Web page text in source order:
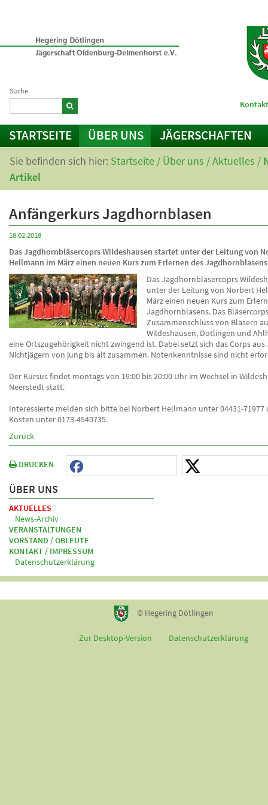
Suche
STARTSEITE ÜBER UNS JÄGERSCHAFTEN
Sie befinden sich hier: Startseite / Über uns /Aktuelles /
Artikel
Anfängerkurs Jagdhornblasen
18.02.2018
Das Jagdhornbläsercoprs Wildeshausen startet unter der Leitung von
Hellmann im März einen neuen Kurs zum Erlernen des Jagdhornblasens
Das Jagdhornbläsercoprs
unter der Leitung von Norbert
März einen neuen Kurs zum
Jagdhornblasens. Das
Zusammenschluss von Bläsern
Wildeshausen, Dötlingen und
eine Ortszugehörigkeit nicht zwingend ist. Dabei setzt sich das Corps
Nichtjägern von jung bis alt zusammen. Notenkenntnisse sind nicht
Der Kursus findet montags von 19:00 bis 20:00 Uhr im Wechsel in
Neerstedt statt.
Interessierte melden sich bitte bei Norbert Hellmann unter 04431-71977
Kosten unter 0173-4540735.
Zurück
DRUCKEN
ÜBER UNS
AKTUELLES
News-Archiv
VERANSTALTUNGEN
VORSTAND / OBLEUTE
KONTAKT / IMPRESSUM
Datenschutzerklärung
© Hegering Dötlingen
Zur Desktop-Version Datenschutzerklärung